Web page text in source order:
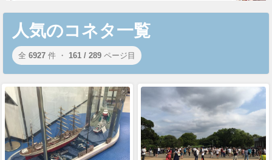
人気のコネタ一覧
全 6927 件 ・ 161 / 289 ページ目